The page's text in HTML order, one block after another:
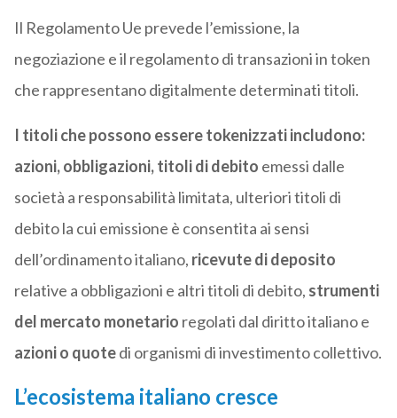
Il Regolamento Ue prevede l’emissione, la
negoziazione e il regolamento di transazioni in token
che rappresentano digitalmente determinati titoli.
I titoli che possono essere tokenizzati includono:
azioni, obbligazioni, titoli di debito emessi dalle
società a responsabilità limitata, ulteriori titoli di
debito la cui emissione è consentita ai sensi
dell’ordinamento italiano, ricevute di deposito
relative a obbligazioni e altri titoli di debito, strumenti
del mercato monetario regolati dal diritto italiano e
azioni o quotedi organismi di investimento collettivo.
L’ecosistema italiano cresce